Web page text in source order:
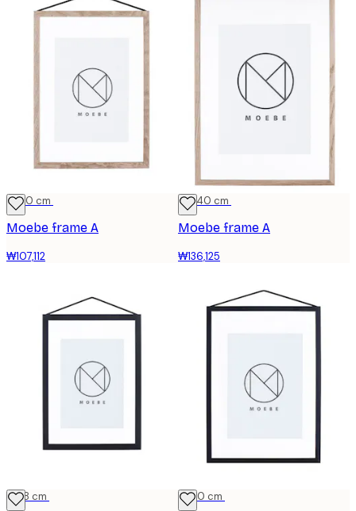
21x30 cm
Moebe frame A
₩107,112
30x40 cm
Moebe frame A
₩136,125
13x18 cm 21x30 cm